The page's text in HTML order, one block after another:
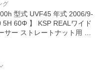
グ
型式 UVF45 年式 2006/9-
5H 60Φ 】 KSP REALワイド
サー ストレートナット用 ≪